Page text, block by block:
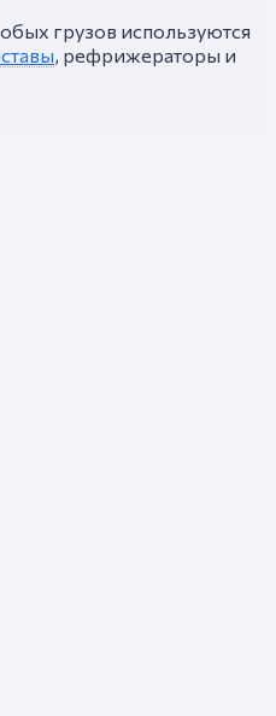
грузов используются
, рефрижераторы и